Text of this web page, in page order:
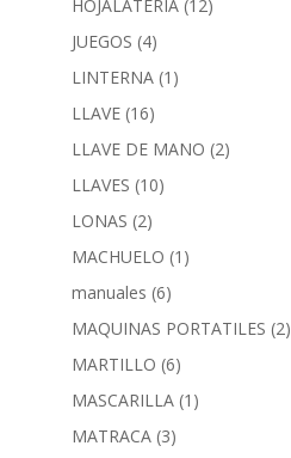
HOJALATERIA (12)
JUEGOS (4)
LINTERNA (1)
LLAVE (16)
LLAVE DE MANO (2)
LLAVES (10)
LONAS (2)
MACHUELO (1)
manuales (6)
MAQUINAS PORTATILES (2)
MARTILLO (6)
MASCARILLA (1)
MATRACA (3)